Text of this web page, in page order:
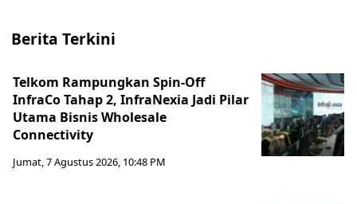
Berita Terkini
Telkom Rampungkan Spin-Off
InfraCo Tahap 2, InfraNexia Jadi Pilar
Utama Bisnis Wholesale
Connectivity
Jumat, 7 Agustus 2026, 10:48 PM